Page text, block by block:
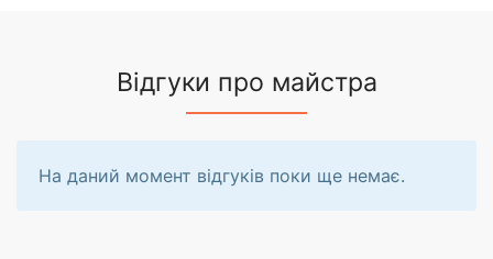
Відгуки про майстра
На даний момент відгуків поки ще немає.